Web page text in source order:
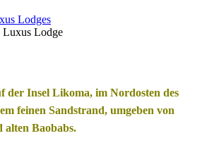
Lodges
Lodge
der Insel Likoma, im Nordosten des
feinen Sandstrand, umgeben von
alten Baobabs.